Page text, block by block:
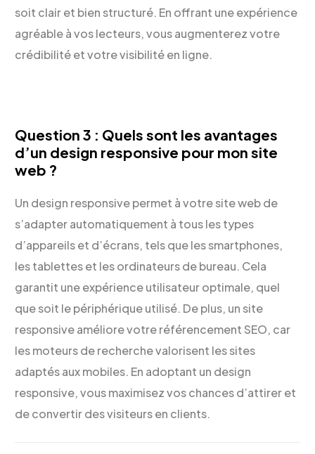
soit clair et bien structuré. En offrant une expérience
agréable à vos lecteurs, vous augmenterez votre
crédibilité et votre visibilité en ligne.
Question 3 : Quels sont les avantages
d’un design responsive pour mon site
web ?
Un design responsive permet à votre site web de
s’adapter automatiquement à tous les types
d’appareils et d’écrans, tels que les smartphones,
les tablettes et les ordinateurs de bureau. Cela
garantit une expérience utilisateur optimale, quel
que soit le périphérique utilisé. De plus, un site
responsive améliore votre référencement SEO, car
les moteurs de recherche valorisent les sites
adaptés aux mobiles. En adoptant un design
responsive, vous maximisez vos chances d’attirer et
de convertir des visiteurs en clients.